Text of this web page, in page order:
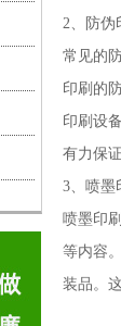
2、防伪
常见的
印刷的
印刷设
有力保证
3、喷墨
喷墨印
等内容
装品。